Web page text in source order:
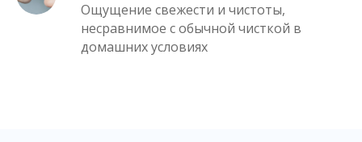
Ощущение свежести и чистоты,
несравнимое с обычной чисткой в
домашних условиях